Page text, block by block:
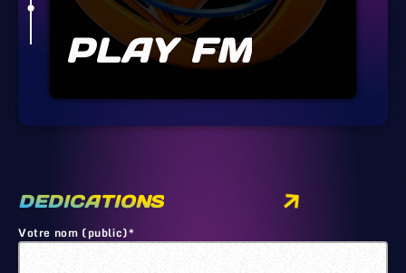
PLAY FM
DEDICATIONS
Votre nom (public)*